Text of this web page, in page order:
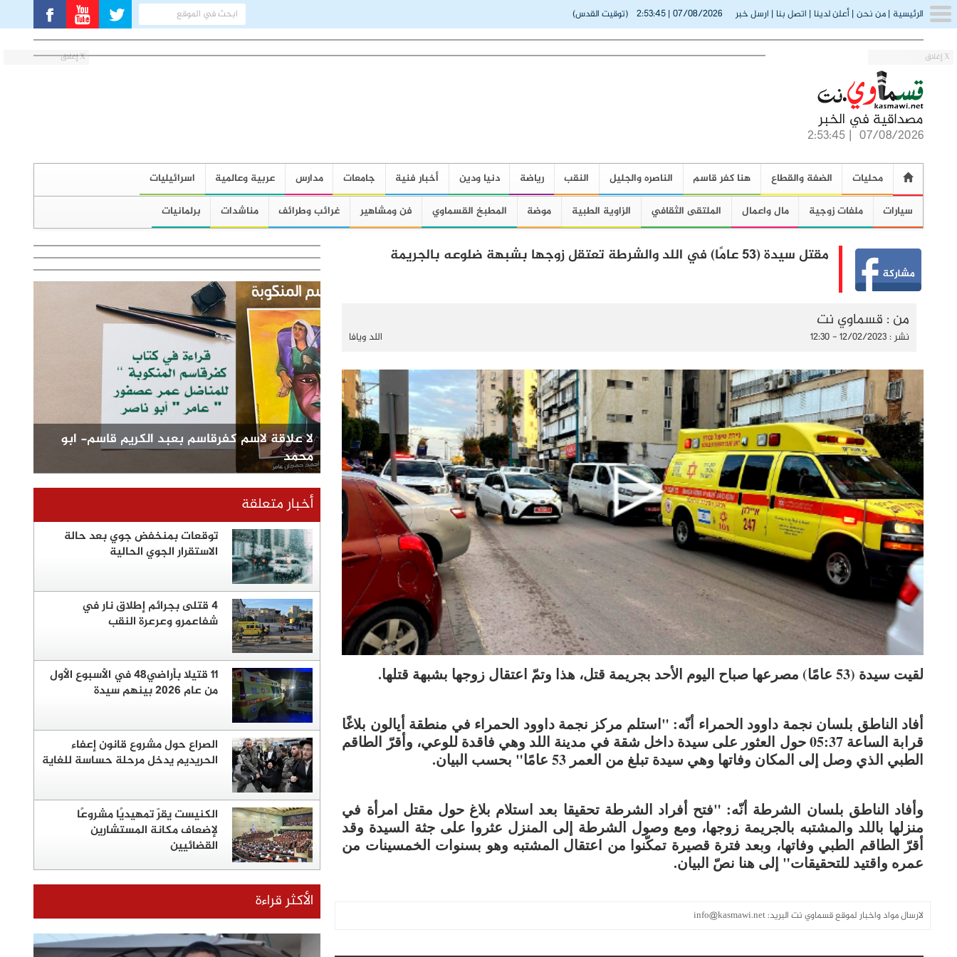
X إغلاق X إغلاق
الرئيسية |من نحن|أعلن لدينا | اتصل بنا | ارسل خبر 07/08/2026
|
2:53:46 (توقيت القدس)
07/08/2026
|
2:53:46
محليات الضفة والقطاع هنا كفر قاسم الناصره والجليل النقب رياضة دنيا ودين أخبار فنية جامعات مدارس عربية وعالمية
اسرائيليات
سيارات
ملفات زوجية مال واعمال الملتقى الثقافي الزاوية الطبية موضة المطبخ القسماوي فن ومشاهير غرائب وطرائف مناشدات برلمانيات
مقتل سيدة (53 عامًا) في اللد والشرطة تعتقل زوجها بشبهة ضلوعه بالجريمة
من : قسماوي نت
نشر : 12/02/2023 - 12:30 اللد ويافا
لقيت سيدة (53 عامًا) مصرعها صباح اليوم الأحد بجريمة قتل، هذا وتمّ اعتقال زوجها بشبهة قتلها.
أفاد الناطق بلسان نجمة داوود الحمراء أنّه: "استلم مركز نجمة داوود الحمراء في منطقة أيالون بلاغًا
قرابة الساعة 05:37 حول العثور على سيدة داخل شقة في مدينة اللد وهي فاقدة للوعي، وأقرّ الطاقم
الطبي الذي وصل إلى المكان وفاتها وهي سيدة تبلغ من العمر 53 عامًا" بحسب البيان.
وأفاد الناطق بلسان الشرطة أنّه: "فتح أفراد الشرطة تحقيقا بعد استلام بلاغ حول مقتل امرأة في
منزلها باللد والمشتبه بالجريمة زوجها، ومع وصول الشرطة إلى المنزل عثروا على جثة السيدة وقد
أقرّ الطاقم الطبي وفاتها، وبعد فترة قصيرة تمكّنوا من اعتقال المشتبه وهو بسنوات الخمسينات من
عمره واقتيد للتحقيقات" إلى هنا نصّ البيان.
لارسال مواد واخبار لموقع قسماوي نت البريد:info@kasmawi.net
لا علاقة لاسم كفرقاسم بعبد الكريم قاسم- ابو
محمد
أخبار متعلقة
توقعات بمنخفض جوي بعد حالة
الاستقرار الجوي الحالية
4 قتلى بجرائم إطلاق نار في
شفاعمرو وعرعرة النقب
11 قتيلا بأراضي48 في الأسبوع الأول
من عام 2026 بينهم سيدة
الصراع حول مشروع قانون إعفاء
الحريديم يدخل مرحلة حساسة للغاية
الكنيست يقرّ تمهيديًا مشروعًا
لإضعاف مكانة المستشارين
القضائيين
الأكثر قراءة